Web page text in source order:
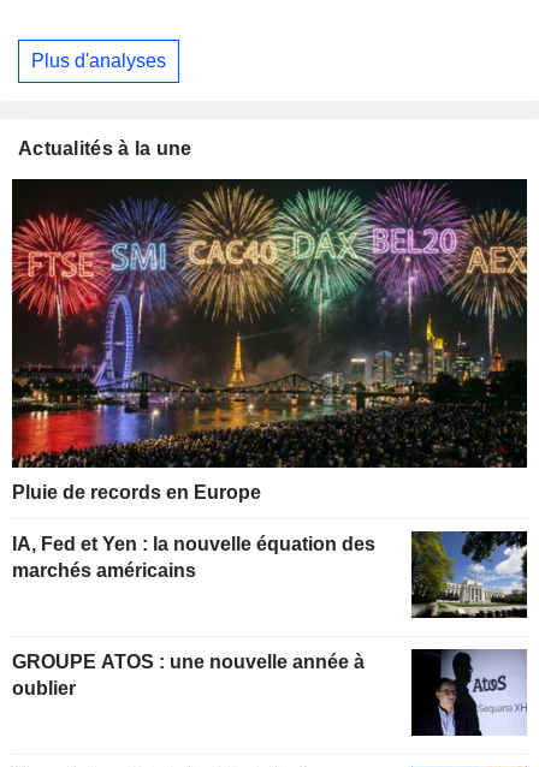
Plus d'analyses
Actualités à la une
Pluie de records en Europe
IA, Fed et Yen : la nouvelle équation des
marchés américains
GROUPE ATOS : une nouvelle année à
oublier